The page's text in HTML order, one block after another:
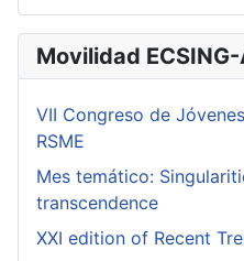
Movilidad
VII Congreso de
RSME
Mes temático:
transcendence
XXI edition of Recent